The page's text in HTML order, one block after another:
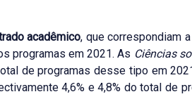
acadêmico, que correspondiam
programas em 2021. As Ciências
de programas desse tipo em
4,6% e 4,8% do total de